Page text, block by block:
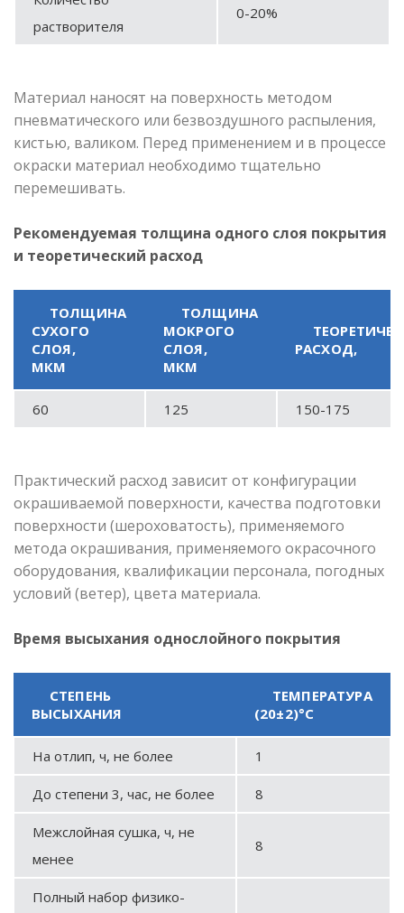
растворителя
0-20%
Материал наносят на поверхность методом
пневматического или безвоздушного распыления,
кистью, валиком. Перед применением и в процессе
окраски материал необходимо тщательно
перемешивать.
Рекомендуемая толщина одного слоя покрытия
и теоретический расход
ТОЛЩИНА
СУХОГО
СЛОЯ,
МКМ
ТОЛЩИНА
МОКРОГО
СЛОЯ,
МКМ
РАСХОД,
60 125 150-175
Практический расход зависит от конфигурации
окрашиваемой поверхности, качества подготовки
поверхности (шероховатость), применяемого
метода окрашивания, применяемого окрасочного
оборудования, квалификации персонала, погодных
условий (ветер), цвета материала.
Время высыхания однослойного покрытия
СТЕПЕНЬ
ВЫСЫХАНИЯ
ТЕМПЕРАТУРА
(20±2)°С
На отлип, ч, не более 1
До степени 3, час, не более 8
Межслойная сушка, ч, не
менее
8
Полный набор физико-